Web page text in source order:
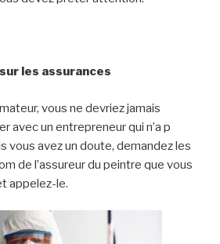
les assurances
vous ne devriez jamais
avec un entrepreneur qui n’a p
vous avez un doute, demandez les
de l’assureur du peintre que vous
appelez-le.